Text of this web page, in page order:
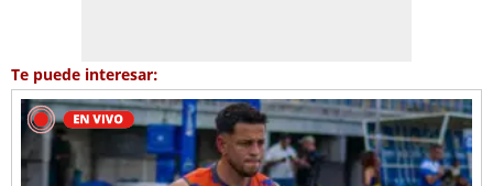
Te puede interesar: